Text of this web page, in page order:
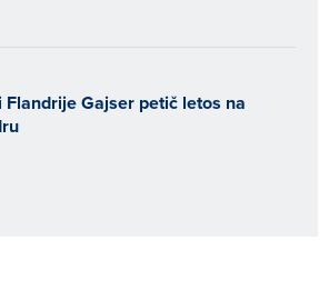
Gajser petič letos na